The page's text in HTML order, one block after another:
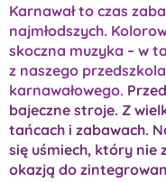
Karnawał to czas
najmłodszych.
skoczna muzyka – w
z naszego
karnawałowego.
bajeczne stroje. Z
tańcach i zabawach.
się uśmiech, który nie
okazją do